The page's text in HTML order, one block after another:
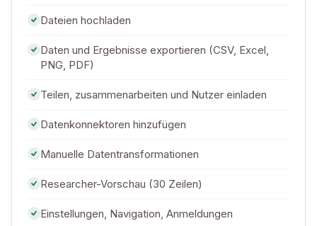
Dateien hochladen
Daten und Ergebnisse exportieren (CSV, Excel,
PNG, PDF)
Teilen, zusammenarbeiten und Nutzer einladen
Datenkonnektoren hinzufügen
Manuelle Datentransformationen
Researcher-Vorschau (30 Zeilen)
Einstellungen, Navigation, Anmeldungen